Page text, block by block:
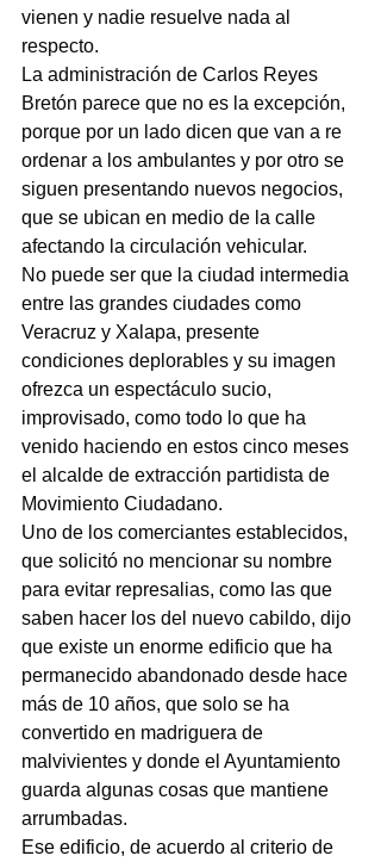
vienen y nadie resuelve nada al
respecto.
La administración de Carlos Reyes
Bretón parece que no es la excepción,
porque por un lado dicen que van a re
ordenar a los ambulantes y por otro se
siguen presentando nuevos negocios,
que se ubican en medio de la calle
afectando la circulación vehicular.
No puede ser que la ciudad intermedia
entre las grandes ciudades como
Veracruz y Xalapa, presente
condiciones deplorables y su imagen
ofrezca un espectáculo sucio,
improvisado, como todo lo que ha
venido haciendo en estos cinco meses
el alcalde de extracción partidista de
Movimiento Ciudadano.
Uno de los comerciantes establecidos,
que solicitó no mencionar su nombre
para evitar represalias, como las que
saben hacer los del nuevo cabildo, dijo
que existe un enorme edificio que ha
permanecido abandonado desde hace
más de 10 años, que solo se ha
convertido en madriguera de
malvivientes y donde el Ayuntamiento
guarda algunas cosas que mantiene
arrumbadas.
Ese edificio, de acuerdo al criterio de